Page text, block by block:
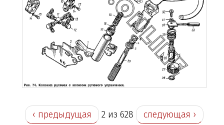
‹ предыдущая 2 из 628 следующая ›